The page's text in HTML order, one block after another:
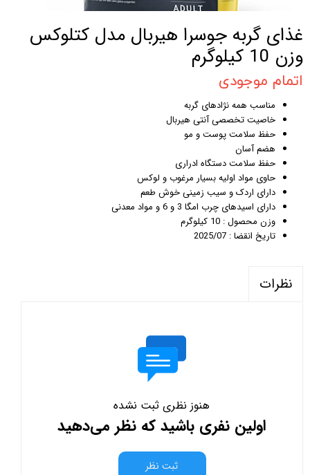
غذای گربه جوسرا هیربال مدل کتلوکس
وزن 10 کیلوگرم
اتمام موجودی
مناسب همه نژادهای گربه
خاصیت تخصصی آنتی هیربال
حفظ سلامت پوست و مو
هضم آسان
حفظ سلامت دستگاه ادراری
حاوی مواد اولیه بسیار مرغوب و لوکس
دارای اردک و سیب زمینی خوش طعم
دارای اسیدهای چرب امگا 3 و 6 و مواد معدنی
وزن محصول : 10 کیلوگرم
تاریخ انقضا : 2025/07
نظرات
هنوز نظری ثبت نشده
اولین نفری باشید که نظر می‌دهید
ثبت نظر